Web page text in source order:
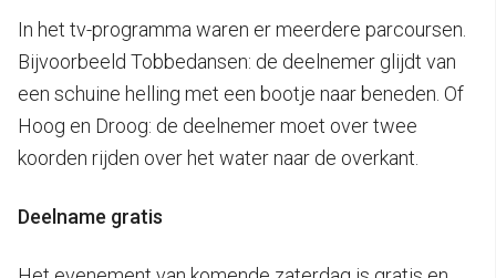
In het tv-programma waren er meerdere parcoursen.
Bijvoorbeeld Tobbedansen: de deelnemer glijdt van
een schuine helling met een bootje naar beneden. Of
Hoog en Droog: de deelnemer moet over twee
koorden rijden over het water naar de overkant.
Deelname gratis